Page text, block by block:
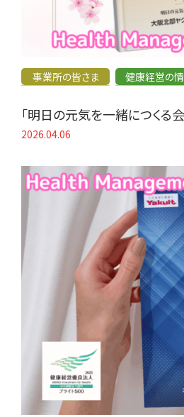
事業所の皆さま 健康経営の
「明日の元気を一緒につくる
2026.04.06